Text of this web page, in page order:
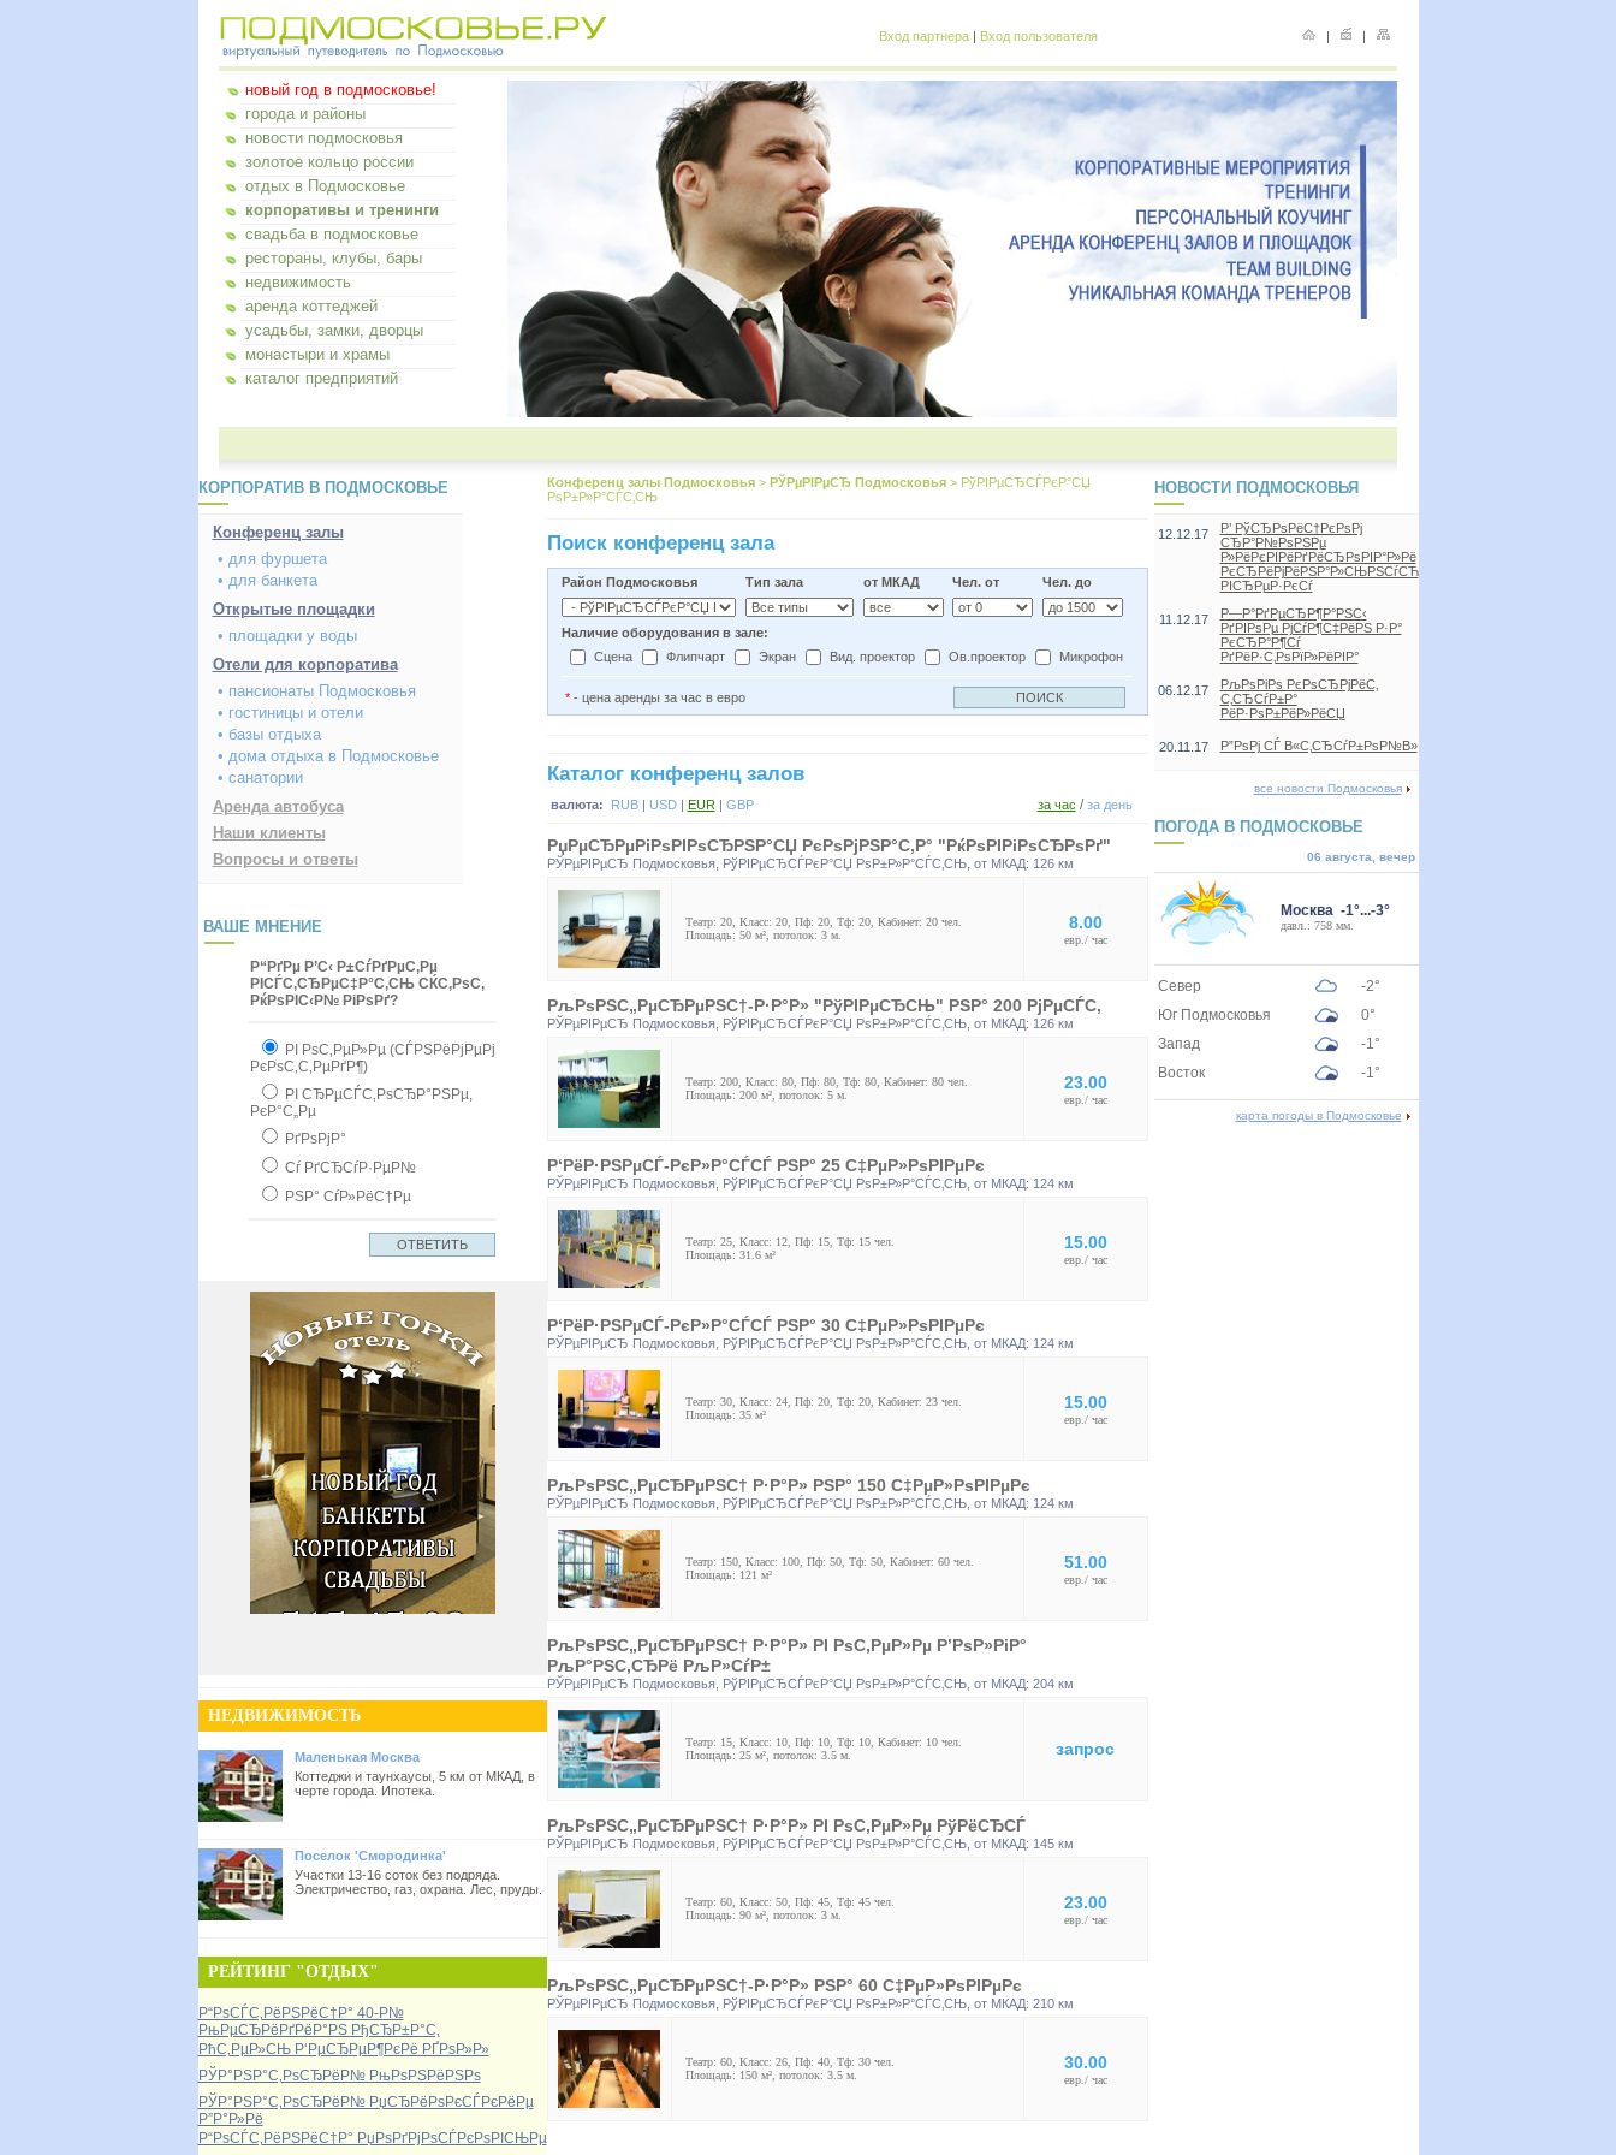
Вход партнера | Вход пользователя | |
новый год в подмосковье!
города и районы
новости подмосковья
золотое кольцо россии
отдых в Подмосковье
корпоративы и тренинги
свадьба в подмосковье
рестораны, клубы, бары
недвижимость
аренда коттеджей
усадьбы, замки, дворцы
монастыри и храмы
каталог предприятий
КОРПОРАТИВ В ПОДМОСКОВЬЕ
Конференц залы
• для фуршета
• для банкета
Открытые площадки
• площадки у воды
Отели для корпоратива
• пансионаты Подмосковья
• гостиницы и отели
• базы отдыха
• дома отдыха в Подмосковье
• санатории
Аренда автобуса
Наши клиенты
Вопросы и ответы
ВАШЕ МНЕНИЕ
Р“РґРµ Р’С‹ Р±СѓРґРµС‚Рµ
РІСЃС‚СЂРµС‡Р°С‚СЊ СЌС‚РѕС‚
РќРѕРІС‹Р№ РіРѕРґ?
РІ РѕС‚РµР»Рµ (СЃРЅРёРјРµРј
РєРѕС‚С‚РµРґР¶)
РІ СЂРµСЃС‚РѕСЂР°РЅРµ,
РєР°С„Рµ
РґРѕРјР°
Сѓ РґСЂСѓР·РµР№
РЅР° СѓР»РёС†Рµ
НЕДВИЖИМОСТЬ
Маленькая Москва
Коттеджи и таунхаусы, 5 км от МКАД, в
черте города. Ипотека.
Поселок 'Смородинка'
Участки 13-16 соток без подряда.
Электричество, газ, охрана. Лес, пруды.
РЕЙТИНГ "ОТДЫХ"
Р“РѕСЃС‚РёРЅРёС†Р° 40-Р№
РњРµСЂРёРґРёР°РЅ РђСЂР±Р°С‚
РћС‚РµР»СЊ Р‘РµСЂРµР¶РєРё РҐРѕР»Р»
РЎР°РЅР°С‚РѕСЂРёР№ РњРѕРЅРёРЅРѕ
РЎР°РЅР°С‚РѕСЂРёР№ РџСЂРёРѕРєСЃРєРёРµ
Р”Р°Р»Рё
Р“РѕСЃС‚РёРЅРёС†Р° РџРѕРґРјРѕСЃРєРѕРІСЊРµ
Конференц залы Подмосковья> РЎРµРІРµСЂ Подмосковья> РўРІРµСЂСЃРєР°СЏ
РѕР±Р»Р°СЃС‚СЊ
Поиск конференц зала
Район Подмосковья Тип зала от МКАД Чел. от Чел. до
Наличие оборудования в зале:
Сцена
Флипчарт Экран Вид. проектор Ов.проектор Микрофон
* - цена аренды за час в евро
Каталог конференц залов
валюта: RUB| USD| EUR| GBP за час /за день
РџРµСЂРµРіРѕРІРѕСЂРЅР°СЏ РєРѕРјРЅР°С‚Р° "РќРѕРІРіРѕСЂРѕРґ"
РЎРµРІРµСЂ Подмосковья, РўРІРµСЂСЃРєР°СЏ РѕР±Р»Р°СЃС‚СЊ, от МКАД: 126 км
Театр: 20, Класс: 20, Пф: 20, Тф: 20, Кабинет: 20 чел.
Площадь: 50 м², потолок: 3 м.
8.00
евр./ час
РљРѕРЅС„РµСЂРµРЅС†-Р·Р°Р» "РўРІРµСЂСЊ" РЅР° 200 РјРµСЃС‚
РЎРµРІРµСЂ Подмосковья, РўРІРµСЂСЃРєР°СЏ РѕР±Р»Р°СЃС‚СЊ, от МКАД: 126 км
Театр: 200, Класс: 80, Пф: 80, Тф: 80, Кабинет: 80 чел.
Площадь: 200 м², потолок: 5 м.
23.00
евр./ час
Р‘РёР·РЅРµСЃ-РєР»Р°СЃСЃ РЅР° 25 С‡РµР»РѕРІРµРє
РЎРµРІРµСЂ Подмосковья, РўРІРµСЂСЃРєР°СЏ РѕР±Р»Р°СЃС‚СЊ, от МКАД: 124 км
Театр: 25, Класс: 12, Пф: 15, Тф: 15 чел.
Площадь: 31.6 м²
15.00
евр./ час
Р‘РёР·РЅРµСЃ-РєР»Р°СЃСЃ РЅР° 30 С‡РµР»РѕРІРµРє
РЎРµРІРµСЂ Подмосковья, РўРІРµСЂСЃРєР°СЏ РѕР±Р»Р°СЃС‚СЊ, от МКАД: 124 км
Театр: 30, Класс: 24, Пф: 20, Тф: 20, Кабинет: 23 чел.
Площадь: 35 м²
15.00
евр./ час
РљРѕРЅС„РµСЂРµРЅС† Р·Р°Р» РЅР° 150 С‡РµР»РѕРІРµРє
РЎРµРІРµСЂ Подмосковья, РўРІРµСЂСЃРєР°СЏ РѕР±Р»Р°СЃС‚СЊ, от МКАД: 124 км
Театр: 150, Класс: 100, Пф: 50, Тф: 50, Кабинет: 60 чел.
Площадь: 121 м²
51.00
евр./ час
РљРѕРЅС„РµСЂРµРЅС† Р·Р°Р» РІ РѕС‚РµР»Рµ Р’РѕР»РіР°
РљР°РЅС‚СЂРё РљР»СѓР±
РЎРµРІРµСЂ Подмосковья, РўРІРµСЂСЃРєР°СЏ РѕР±Р»Р°СЃС‚СЊ, от МКАД: 204 км
Театр: 15, Класс: 10, Пф: 10, Тф: 10, Кабинет: 10 чел.
Площадь: 25 м², потолок: 3.5 м.
запрос
РљРѕРЅС„РµСЂРµРЅС† Р·Р°Р» РІ РѕС‚РµР»Рµ РўРёСЂСЃ
РЎРµРІРµСЂ Подмосковья, РўРІРµСЂСЃРєР°СЏ РѕР±Р»Р°СЃС‚СЊ, от МКАД: 145 км
Театр: 60, Класс: 50, Пф: 45, Тф: 45 чел.
Площадь: 90 м², потолок: 3 м.
23.00
евр./ час
РљРѕРЅС„РµСЂРµРЅС†-Р·Р°Р» РЅР° 60 С‡РµР»РѕРІРµРє
РЎРµРІРµСЂ Подмосковья, РўРІРµСЂСЃРєР°СЏ РѕР±Р»Р°СЃС‚СЊ, от МКАД: 210 км
Театр: 60, Класс: 26, Пф: 40, Тф: 30 чел.
Площадь: 150 м², потолок: 3.5 м.
30.00
евр./ час
НОВОСТИ ПОДМОСКОВЬЯ
12.12.17
Р’ РўСЂРѕРёС†РєРѕРј
СЂР°Р№РѕРЅРµ
Р»РёРєРІРёРґРёСЂРѕРІР°Р»Рё
РєСЂРёРјРёРЅР°Р»СЊРЅСѓСЋ
РІСЂРµР·РєСѓ
11.12.17
Р—Р°РґРµСЂР¶Р°РЅС‹
РґРІРѕРµ РјСѓР¶С‡РёРЅ Р·Р°
РєСЂР°Р¶Сѓ
РґРёР·С‚РѕРїР»РёРІР°
06.12.17
РљРѕРіРѕ РєРѕСЂРјРёС‚
С‚СЂСѓР±Р°
РёР·РѕР±РёР»РёСЏ
20.11.17 Р”РѕРј СЃ В«С‚СЂСѓР±РѕР№В»
все новости Подмосковья
ПОГОДА В ПОДМОСКОВЬЕ
06 августа, вечер
Москва -1°...-3°
давл.: 758 мм.
Север
-2°
Юг Подмосковья
0°
Запад
-1°
Восток
-1°
карта погоды в Подмосковье